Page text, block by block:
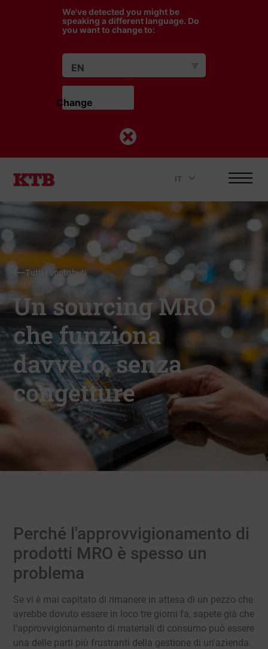
We've detected you might be
speaking a different language. Do
you want to change to:
EN
Change
IT .
Tutti i contributi
Un sourcing MRO
che funziona
davvero, senza
congetture
Perché l'approvvigionamento di
prodotti MRO è spesso un
problema
Se vi è mai capitato di rimanere in attesa di un pezzo che
avrebbe dovuto essere in loco tre giorni fa, sapete già che
l'approvvigionamento di materiali di consumo può essere
una delle parti più frustranti della gestione di un'azienda.